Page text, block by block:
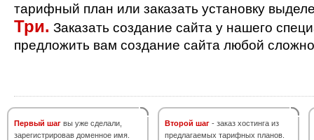
тарифный план или заказать установку
Три. Заказать создание сайта у нашего
предложить вам создание сайта любой
Первый шаг вы уже сделали,
зарегистрировав доменное имя.
Второй шаг - заказ хостинга из
предлагаемых тарифных планов.